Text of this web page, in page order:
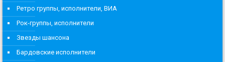
Ретро группы, исполнители, ВИА
Рок-группы, исполнители
Звезды шансона
Бардовские исполнители